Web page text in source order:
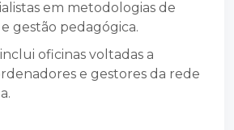
em metodologias de
gestão pedagógica.
oficinas voltadas a
e gestores da rede